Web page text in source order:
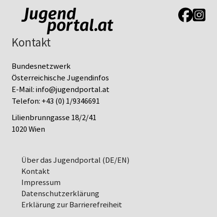
Link zur
Link
Kontakt
Bundesnetzwerk
Österreichische Jugendinfos
E-Mail:info@jugendportal.at
Telefon:+43 (0) 1/9346691
Lilienbrunngasse 18/2/41
1020 Wien
Über das Jugendportal (DE/EN)
Kontakt
Impressum
Datenschutz­erklärung
Erklärung zur Barrierefreiheit